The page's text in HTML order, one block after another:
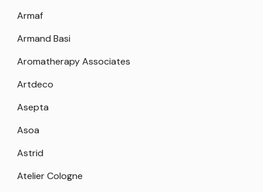
Armaf
Armand Basi
Aromatherapy Associates
Artdeco
Asepta
Asoa
Astrid
Atelier Cologne